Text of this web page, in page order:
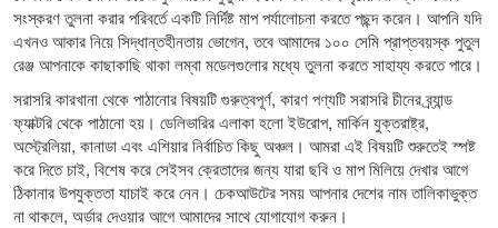
সংস্করণ তুলনা করার পরিবর্তে একটি নির্দিষ্ট মাপ পর্যালোচনা করতে পছন্দ করেন। আপনি যদি
এখনও আকার নিয়ে সিদ্ধান্তহীনতায় ভোগেন, তবে আমাদের ১০০ সেমি প্রাপ্তবয়স্ক পুতুল
রেঞ্জ আপনাকে কাছাকাছি থাকা লম্বা মডেলগুলোর মধ্যে তুলনা করতে সাহায্য করতে পারে।
সরাসরি কারখানা থেকে পাঠানোর বিষয়টি গুরুত্বপূর্ণ, কারণ পণ্যটি সরাসরি চীনের ব্র্যান্ড
ফ্যাক্টরি থেকে পাঠানো হয়। ডেলিভারির এলাকা হলো ইউরোপ, মার্কিন যুক্তরাষ্ট্র,
অস্ট্রেলিয়া, কানাডা এবং এশিয়ার নির্বাচিত কিছু অঞ্চল। আমরা এই বিষয়টি শুরুতেই স্পষ্ট
করে দিতে চাই, বিশেষ করে সেইসব ক্রেতাদের জন্য যারা ছবি ও মাপ মিলিয়ে দেখার আগে
ঠিকানার উপযুক্ততা যাচাই করে নেন। চেকআউটের সময় আপনার দেশের নাম তালিকাভুক্ত
না থাকলে, অর্ডার দেওয়ার আগে আমাদের সাথে যোগাযোগ করুন।